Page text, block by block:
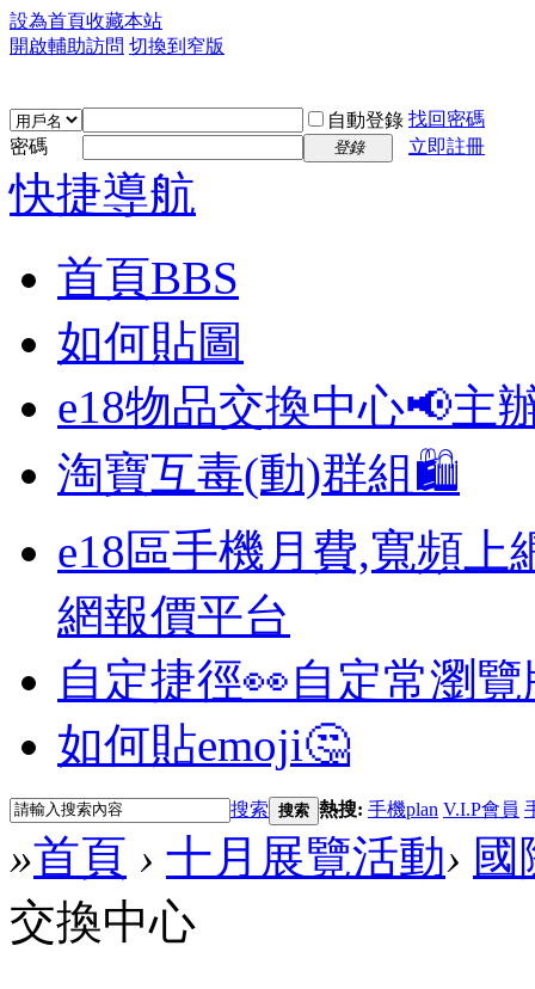
設為首頁收藏本站
開啟輔助訪問 切換到窄版
自動登錄 找回密碼
密碼
登錄 立即註冊
快捷導航
首頁BBS
如何貼圖
e18物品交換中心📢主
淘寶互毒(動)群組🛍️
e18區手機月費,寬頻上
網報價平台
自定捷徑👀自定常瀏
如何貼emoji🤔
搜索 搜索 熱搜: 手機plan V.I.P會員
»首頁 › 十月展覽活動› 國
交換中心